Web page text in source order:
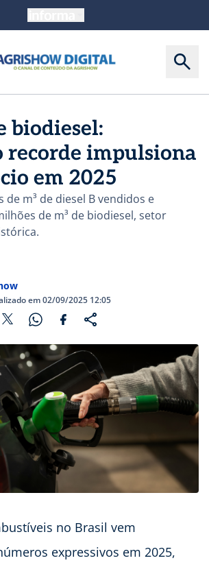
biodiesel:
recorde impulsiona
em 2025
de m³ de diesel B vendidos e
de m³ de biodiesel, setor
em 02/09/2025 12:05
no Brasil vem
expressivos em 2025,